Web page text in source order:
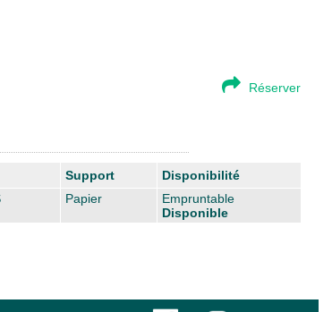
Réserver
Support
Disponibilité
Papier
Empruntable
Disponible